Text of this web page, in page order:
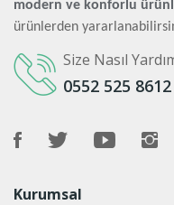
modern ve konforlu
ürünlerden
Size Nasıl
0552 525 8612
Kurumsal